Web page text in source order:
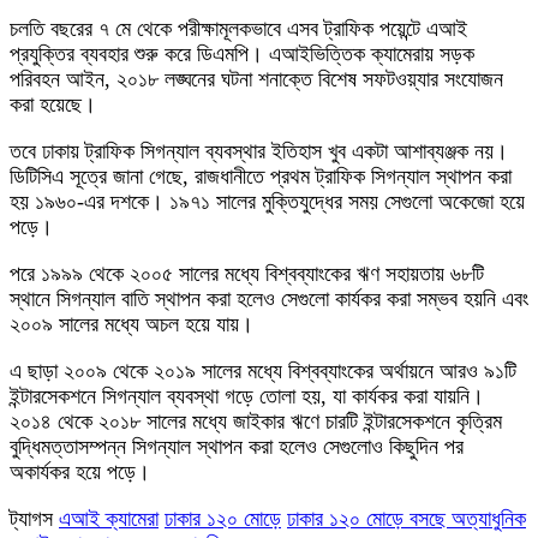
চলতি বছরের ৭ মে থেকে পরীক্ষামূলকভাবে এসব ট্রাফিক পয়েন্টে এআই
প্রযুক্তির ব্যবহার শুরু করে ডিএমপি। এআইভিত্তিক ক্যামেরায় সড়ক
পরিবহন আইন, ২০১৮ লঙ্ঘনের ঘটনা শনাক্তে বিশেষ সফটওয়্যার সংযোজন
করা হয়েছে।
তবে ঢাকায় ট্রাফিক সিগন্যাল ব্যবস্থার ইতিহাস খুব একটা আশাব্যঞ্জক নয়।
ডিটিসিএ সূত্রে জানা গেছে, রাজধানীতে প্রথম ট্রাফিক সিগন্যাল স্থাপন করা
হয় ১৯৬০-এর দশকে। ১৯৭১ সালের মুক্তিযুদ্ধের সময় সেগুলো অকেজো হয়ে
পড়ে।
পরে ১৯৯৯ থেকে ২০০৫ সালের মধ্যে বিশ্বব্যাংকের ঋণ সহায়তায় ৬৮টি
স্থানে সিগন্যাল বাতি স্থাপন করা হলেও সেগুলো কার্যকর করা সম্ভব হয়নি এবং
২০০৯ সালের মধ্যে অচল হয়ে যায়।
এ ছাড়া ২০০৯ থেকে ২০১৯ সালের মধ্যে বিশ্বব্যাংকের অর্থায়নে আরও ৯১টি
ইন্টারসেকশনে সিগন্যাল ব্যবস্থা গড়ে তোলা হয়, যা কার্যকর করা যায়নি।
২০১৪ থেকে ২০১৮ সালের মধ্যে জাইকার ঋণে চারটি ইন্টারসেকশনে কৃত্রিম
বুদ্ধিমত্তাসম্পন্ন সিগন্যাল স্থাপন করা হলেও সেগুলোও কিছুদিন পর
অকার্যকর হয়ে পড়ে।
ট্যাগস এআই ক্যামেরা ঢাকার ১২০ মোড়ে ঢাকার ১২০ মোড়ে বসছে অত্যাধুনিক